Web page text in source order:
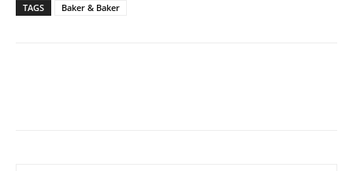
TAGS Baker & Baker